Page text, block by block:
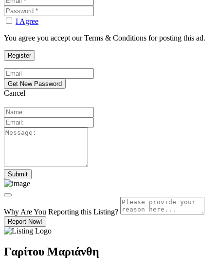
I Agree
You agree you accept our Terms & Conditions for posting this ad.
Cancel
Why Are You Reporting this Listing?
Report Now!
Γαρίτου Μαριάνθη